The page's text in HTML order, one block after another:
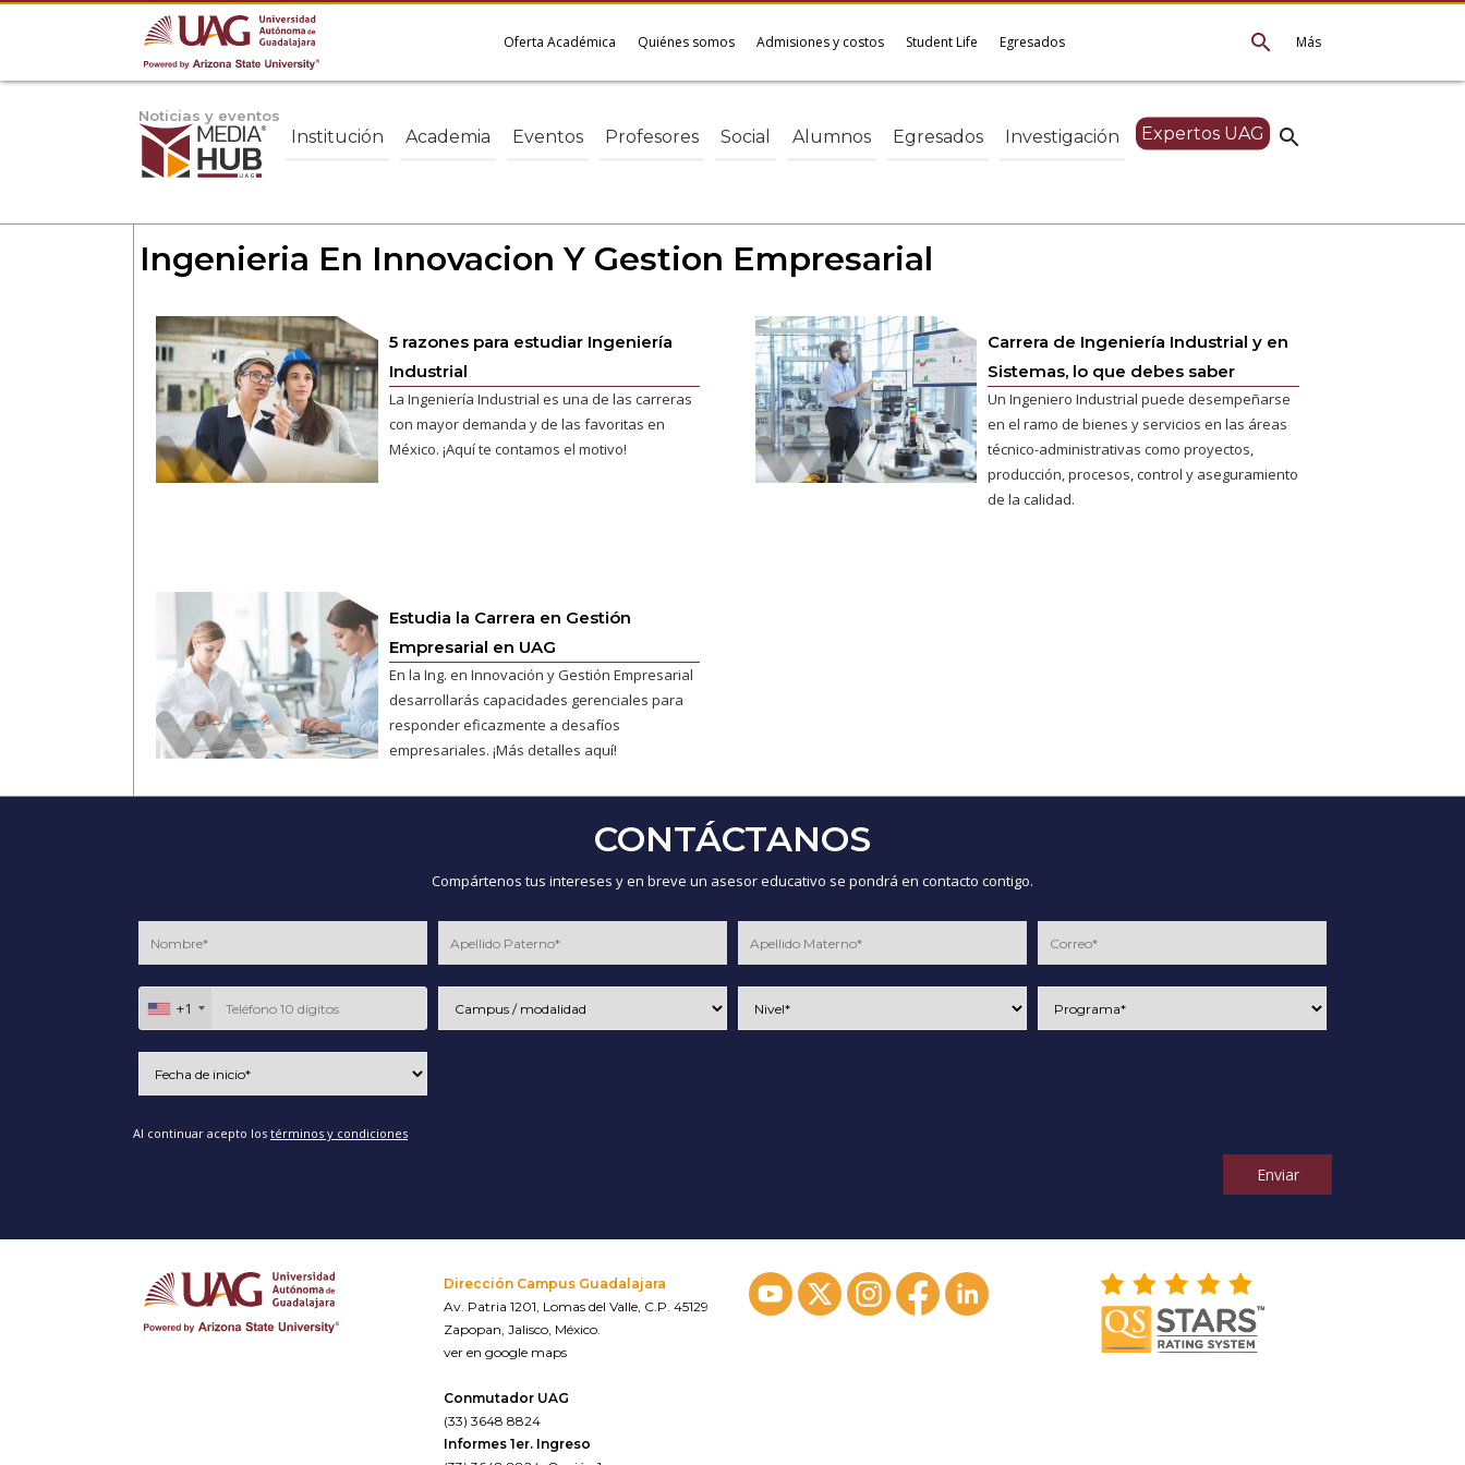
Más
search
Oferta Académica Quiénes somos Admisiones y costos Student Life Egresados
Noticias y eventos
search
Institución Academia Eventos Profesores Social Alumnos Egresados Investigación Expertos UAG
Ingenieria En Innovacion Y Gestion Empresarial
5 razones para estudiar Ingeniería
Industrial
La Ingeniería Industrial es una de las carreras
con mayor demanda y de las favoritas en
México. ¡Aquí te contamos el motivo!
Carrera de Ingeniería Industrial y en
Sistemas, lo que debes saber
Un Ingeniero Industrial puede desempeñarse
en el ramo de bienes y servicios en las áreas
técnico-administrativas como proyectos,
producción, procesos, control y aseguramiento
de la calidad.
Estudia la Carrera en Gestión
Empresarial en UAG
En la Ing. en Innovación y Gestión Empresarial
desarrollarás capacidades gerenciales para
responder eficazmente a desafíos
empresariales. ¡Más detalles aquí!
CONTÁCTANOS
Compártenos tus intereses y en breve un asesor educativo se pondrá en contacto contigo.
+1
Al continuar acepto los términos y condiciones
Enviar
Dirección Campus Guadalajara
Av. Patria 1201, Lomas del Valle, C.P. 45129
Zapopan, Jalisco, México.
ver en google maps
Conmutador UAG
(33) 3648 8824
Informes 1er. Ingreso